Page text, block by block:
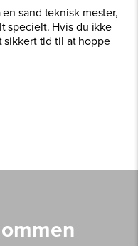
sand teknisk mester,
specielt. Hvis du ikke
sikkert tid til at hoppe